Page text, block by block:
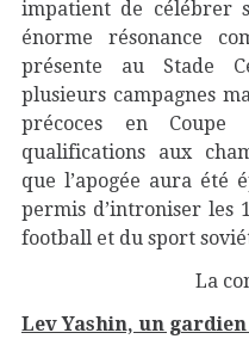
impatient de célébrer
énorme résonance
présente au Stade
plusieurs campagnes
précoces en
qualifications aux
que l’apogée aura été
permis d’introniser les
football et du sport
La
Lev Yashin, un